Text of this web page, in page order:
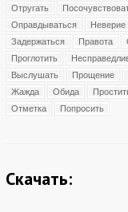
Отругать
Оправдываться
Неверие
Задержаться
Правота
Проглотить
Выслушать
Прощение
Жажда
Обида
Отметка
Попросить
Скачать: